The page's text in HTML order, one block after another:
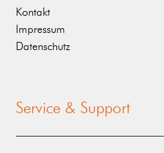
Kontakt
Impressum
Datenschutz
Service & Support